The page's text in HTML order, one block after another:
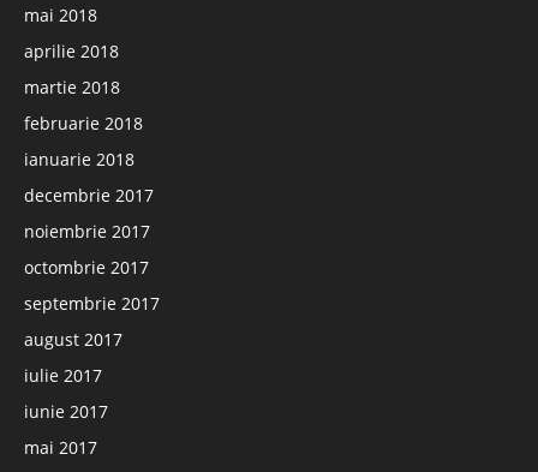
mai 2018
aprilie 2018
martie 2018
februarie 2018
ianuarie 2018
decembrie 2017
noiembrie 2017
octombrie 2017
septembrie 2017
august 2017
iulie 2017
iunie 2017
mai 2017